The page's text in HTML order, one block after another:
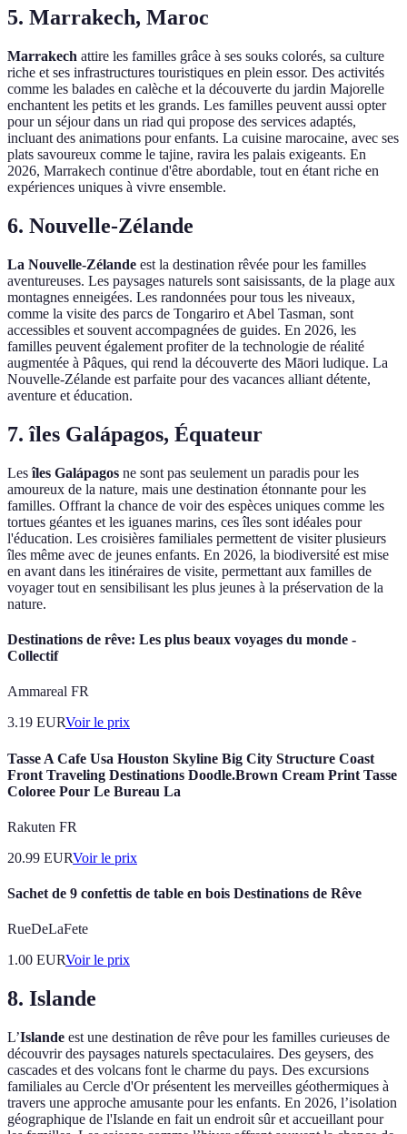
5. Marrakech, Maroc
Marrakech attire les familles grâce à ses souks colorés, sa culture
riche et ses infrastructures touristiques en plein essor. Des activités
comme les balades en calèche et la découverte du jardin Majorelle
enchantent les petits et les grands. Les familles peuvent aussi opter
pour un séjour dans un riad qui propose des services adaptés,
incluant des animations pour enfants. La cuisine marocaine, avec ses
plats savoureux comme le tajine, ravira les palais exigeants. En
2026, Marrakech continue d'être abordable, tout en étant riche en
expériences uniques à vivre ensemble.
6. Nouvelle-Zélande
La Nouvelle-Zélande est la destination rêvée pour les familles
aventureuses. Les paysages naturels sont saisissants, de la plage aux
montagnes enneigées. Les randonnées pour tous les niveaux,
comme la visite des parcs de Tongariro et Abel Tasman, sont
accessibles et souvent accompagnées de guides. En 2026, les
familles peuvent également profiter de la technologie de réalité
augmentée à Pâques, qui rend la découverte des Māori ludique. La
Nouvelle-Zélande est parfaite pour des vacances alliant détente,
aventure et éducation.
7. îles Galápagos, Équateur
Lesîles Galápagos ne sont pas seulement un paradis pour les
amoureux de la nature, mais une destination étonnante pour les
familles. Offrant la chance de voir des espèces uniques comme les
tortues géantes et les iguanes marins, ces îles sont idéales pour
l'éducation. Les croisières familiales permettent de visiter plusieurs
îles même avec de jeunes enfants. En 2026, la biodiversité est mise
en avant dans les itinéraires de visite, permettant aux familles de
voyager tout en sensibilisant les plus jeunes à la préservation de la
nature.
Destinations de rêve: Les plus beaux voyages du monde -
Collectif
Ammareal FR
3.19 EURVoir le prix
Tasse A Cafe Usa Houston Skyline Big City Structure Coast
Front Traveling Destinations Doodle.Brown Cream Print Tasse
Coloree Pour Le Bureau La
Rakuten FR
20.99 EURVoir le prix
Sachet de 9 confettis de table en bois Destinations de Rêve
RueDeLaFete
1.00 EURVoir le prix
8. Islande
L’Islande est une destination de rêve pour les familles curieuses de
découvrir des paysages naturels spectaculaires. Des geysers, des
cascades et des volcans font le charme du pays. Des excursions
familiales au Cercle d'Or présentent les merveilles géothermiques à
travers une approche amusante pour les enfants. En 2026, l’isolation
géographique de l'Islande en fait un endroit sûr et accueillant pour